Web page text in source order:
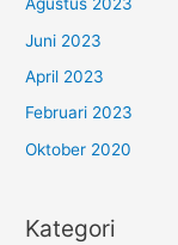
Juni 2023
April 2023
Februari 2023
Oktober 2020
Kategori